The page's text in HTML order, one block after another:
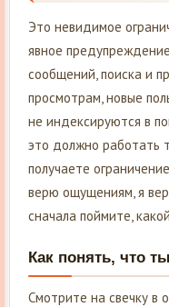
Это невидимое
явное
сообщений, поиска и
просмотрам, новые
не индексируются в
это должно работать
получаете
верю ощущениям, я
сначала поймите,
Как понять, что
Смотрите на свечку в